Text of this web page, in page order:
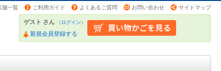
舗一覧 ご利用ガイド よくあるご質問 お問い合わせ サイトマップ
ゲスト さん （ログイン）
新規会員登録する